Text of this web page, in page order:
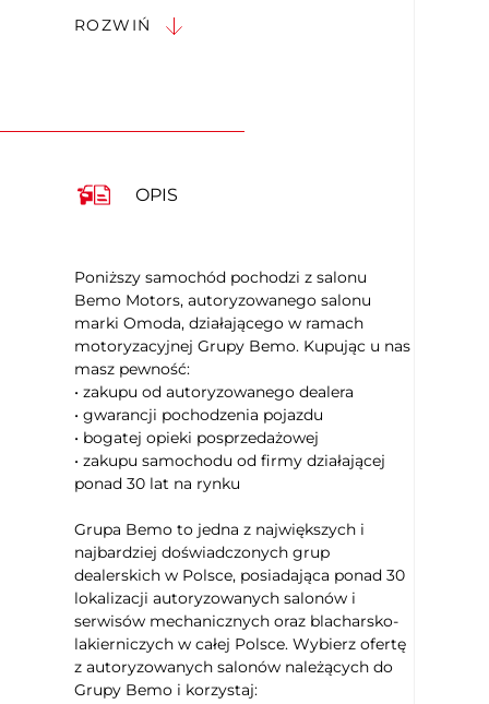
Sterowanie funkcjami pojazdu za
pomocą głosu
Fotele przednie wentylowane
Sportowe fotele - przód
Kierownica skórzana
Kierownica ze sterowaniem radia
Kierownica wielofunkcyjna
Kierownica ogrzewana
Keyless entry
Keyless Go
Uruchamianie silnika bez użycia
kluczyków
Elektryczne szyby przednie
Elektryczne szyby tylne
Przyciemniane tylne szyby
Kontrola odległości z tyłu (przy
parkowaniu)
Kamera parkowania tył
ROZWIŃ
OPIS
Poniższy samochód pochodzi z salonu
Bemo Motors, autoryzowanego salonu
marki Omoda, działającego w ramach
motoryzacyjnej Grupy Bemo. Kupując u nas
masz pewność:
• zakupu od autoryzowanego dealera
• gwarancji pochodzenia pojazdu
• bogatej opieki posprzedażowej
• zakupu samochodu od firmy działającej
ponad 30 lat na rynku
Grupa Bemo to jedna z największych i
najbardziej doświadczonych grup
dealerskich w Polsce, posiadająca ponad 30
lokalizacji autoryzowanych salonów i
serwisów mechanicznych oraz blacharsko-
lakierniczych w całej Polsce. Wybierz ofertę
z autoryzowanych salonów należących do
Grupy Bemo i korzystaj: